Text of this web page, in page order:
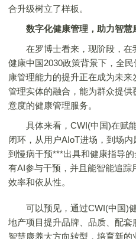
合升级树立了样板。
数字化健康管理，助力智慧
在罗博士看来，现阶段，在
健康中国2030政策背景下，全
康管理能力的提升正在成为未
管理实体的融合，能为群众提
意度的健康管理服务。
具体来看，CWI(中国)在赋能
闭环，从用户AIoT进场，到场
到慢病干预***出具和健康指导
有AI参与干预，并且能智能追
效率和依从性。
可以预见，通过CWI(中国)健
地产项目提升品牌、品质、配
智慧康养大方向转型，培育新